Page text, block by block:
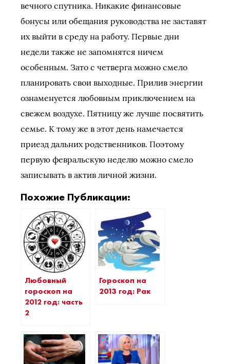
вечного спутника. Никакие финансовые
бонусы или обещания руководства не заставят
их выйти в среду на работу. Первые дни
недели также не запомнятся ничем
особенным. Зато с четверга можно смело
планировать свои выходные. Прилив энергии
ознаменуется любовным приключением на
свежем воздухе. Пятницу же лучше посвятить
семье. К тому же в этот день намечается
приезд дальних родственников. Поэтому
первую февральскую неделю можно смело
записывать в актив личной жизни.
Похожие Публикации:
Любовный
гороскоп на
2012 год: часть
2
Гороскоп на
2013 год: Рак